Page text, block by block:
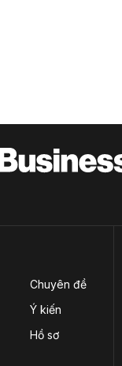
Chuyên đề
Ý kiến
Hồ sơ